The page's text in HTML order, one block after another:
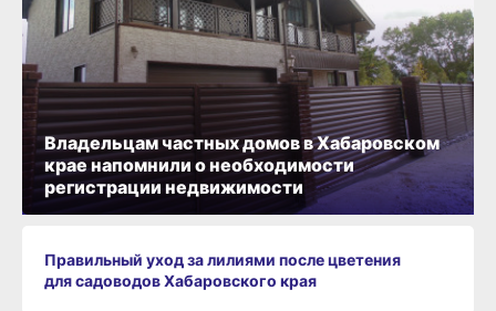
Владельцам частных домов в Хабаровском
крае напомнили о необходимости
регистрации недвижимости
Правильный уход за лилиями после цветения
для садоводов Хабаровского края